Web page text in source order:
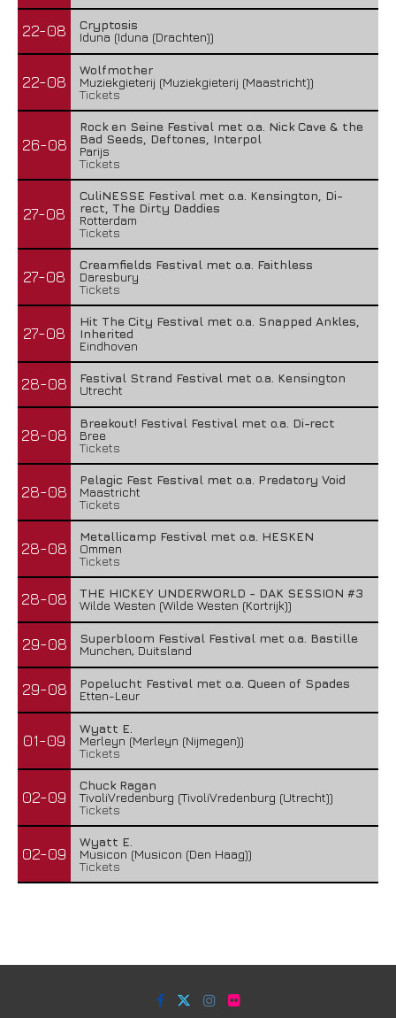
22-08
Cryptosis
Iduna (Iduna (Drachten))
22-08
Wolfmother
Muziekgieterij (Muziekgieterij (Maastricht))
Tickets
26-08
Rock en Seine Festival met o.a. Nick Cave & the
Bad Seeds, Deftones, Interpol
Parijs
Tickets
27-08
CuliNESSE Festival met o.a. Kensington, Di-
rect, The Dirty Daddies
Rotterdam
Tickets
27-08
Creamfields Festival met o.a. Faithless
Daresbury
Tickets
27-08
Hit The City Festival met o.a. Snapped Ankles,
Inherited
Eindhoven
28-08
Festival Strand Festival met o.a. Kensington
Utrecht
28-08
Breekout! Festival Festival met o.a. Di-rect
Bree
Tickets
28-08
Pelagic Fest Festival met o.a. Predatory Void
Maastricht
Tickets
28-08
Metallicamp Festival met o.a. HESKEN
Ommen
Tickets
28-08
THE HICKEY UNDERWORLD - DAK SESSION #3
Wilde Westen (Wilde Westen (Kortrijk))
29-08
Superbloom Festival Festival met o.a. Bastille
Munchen, Duitsland
29-08
Popelucht Festival met o.a. Queen of Spades
Etten-Leur
01-09
Wyatt E.
Merleyn (Merleyn (Nijmegen))
Tickets
02-09
Chuck Ragan
TivoliVredenburg (TivoliVredenburg (Utrecht))
Tickets
02-09
Wyatt E.
Musicon (Musicon (Den Haag))
Tickets